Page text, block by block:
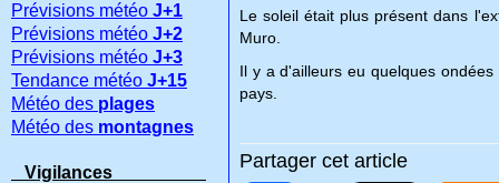
Le soleil était plus présent dans
Muro.
Il y a d'ailleurs eu quelques
pays.
Partager cet article
Prévisions météo J+1
Prévisions météo J+2
Prévisions météo J+3
Tendance météo J+15
Météo des plages
Météo des montagnes
Vigilances